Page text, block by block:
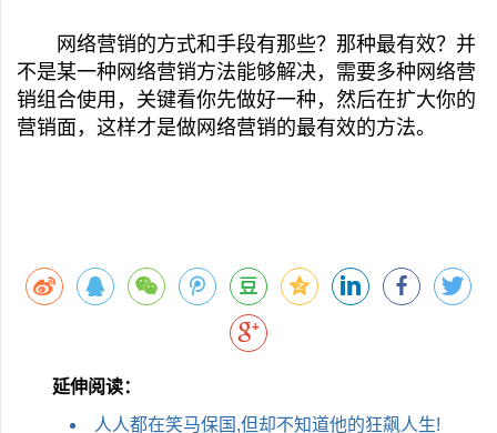
网络营销的方式和手段有那些？那种最有效？并
不是某一种网络营销方法能够解决，需要多种网络营
销组合使用，关键看你先做好一种，然后在扩大你的
营销面，这样才是做网络营销的最有效的方法。
延伸阅读：
人人都在笑马保国,但却不知道他的狂飙人生!